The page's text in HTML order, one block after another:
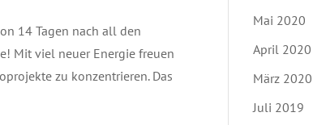
14 Tagen nach all den
Mit viel neuer Energie freuen
zu konzentrieren. Das
Mai 2020
April 2020
März 2020
Juli 2019